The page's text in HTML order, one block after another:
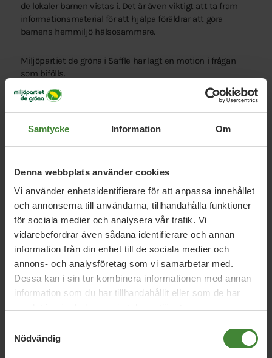
Samtycke Information Om
Denna webbplats använder cookies
Vi använder enhetsidentifierare för att anpassa innehållet
och annonserna till användarna, tillhandahålla funktioner
för sociala medier och analysera vår trafik. Vi
vidarebefordrar även sådana identifierare och annan
information från din enhet till de sociala medier och
annons- och analysföretag som vi samarbetar med.
Dessa kan i sin tur kombinera informationen med annan
information som du har tillhandahållit eller som de har
Nödvändig
de lokaler barnen vistas i. Det är även viktigt att ta fram
informationsmaterial för att hjälpa föräldrar att göra
barnens hemmiljö hälsosammare.
Miljöpartiet de gröna i Säffle har lagt en motion i frågan
som bifölls.
Vi har svaren på dina
frågor
Sök
Arbetsmöjligheter
B Biologisk mångfald